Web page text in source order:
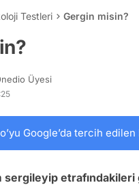
Testleri Gergin misin?
Üyesi
Google’da tercih
etrafındakileri